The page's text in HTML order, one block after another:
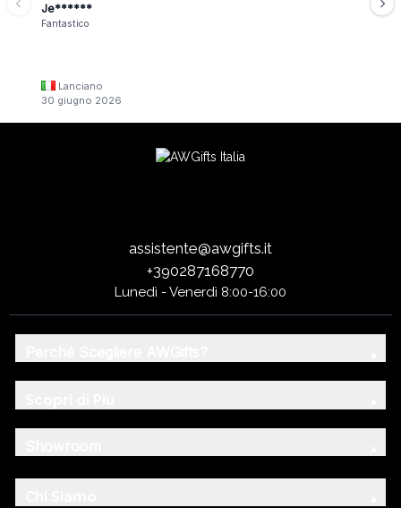
Je******
Fantastico
Lanciano
30 giugno 2026
assistente@awgifts.it
+390287168770
Lunedì - Venerdì 8:00-16:00